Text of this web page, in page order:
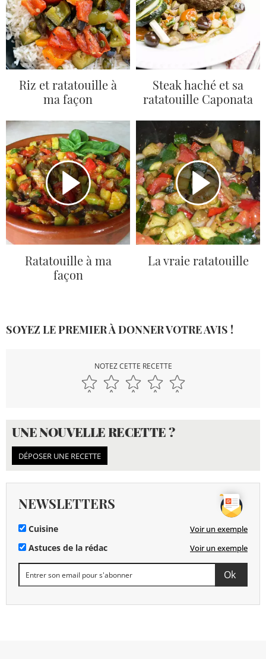
Riz et ratatouille à
ma façon
Steak haché et sa
ratatouille Caponata
Ratatouille à ma
façon
La vraie ratatouille
SOYEZ LE PREMIER À DONNER VOTRE AVIS !
NOTEZ CETTE RECETTE
UNE NOUVELLE RECETTE ?
DÉPOSER UNE RECETTE
NEWSLETTERS
Cuisine Voir un exemple
Astuces de la rédac Voir un exemple